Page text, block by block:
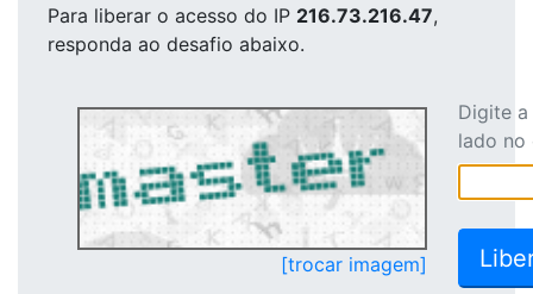
Para liberar o acesso do IP 216.73.216.47,
responda ao desafio abaixo.
[trocar imagem]
Digite
lado no